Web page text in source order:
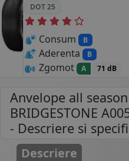
DOT 25
Consum B
Aderenta B
Zgomot A 71 dB
Anvelope all season
BRIDGESTONE
- Descriere si
Descriere